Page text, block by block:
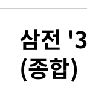
-12572초 전 >[단
-8849초 전 >
SK
응"
-5705초 전 >여자
-4958초 전 >외국
삼전
(종합)